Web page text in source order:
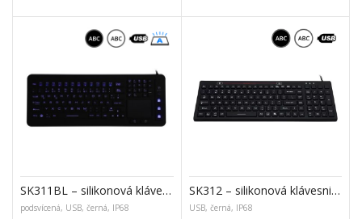
SK311BL – silikonová klávesnice s touchpadem, CZ
podsvícená, USB, černá, IP68
SK312 – silikonová klávesnice
USB, černá, IP68